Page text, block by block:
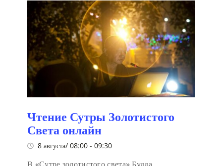
Чтение Сутры Золотистого
Света онлайн
8 августа/ 08:00 - 09:30